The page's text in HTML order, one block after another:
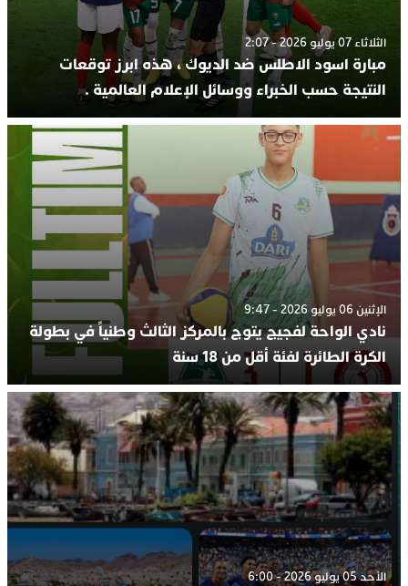
الثلاثاء 07 يوليو 2026 - 2:07
مبارة اسود الاطلس ضد الديوك ، هذه ابرز توقعات
النتيجة حسب الخبراء ووسائل الإعلام العالمية .
الإثنين 06 يوليو 2026 - 9:47
نادي الواحة لفجيج يتوج بالمركز الثالث وطنياً في بطولة
الكرة الطائرة لفئة أقل من 18 سنة
الأحد 05 يوليو 2026 - 6:00